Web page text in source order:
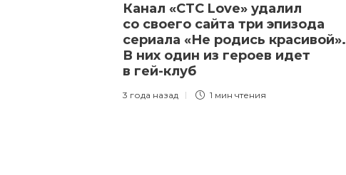
Канал «СТС Love» удалил
со своего сайта три эпизода
сериала «Не родись красивой».
В них один из героев идет
в гей-клуб
3 года назад 1 мин чтения